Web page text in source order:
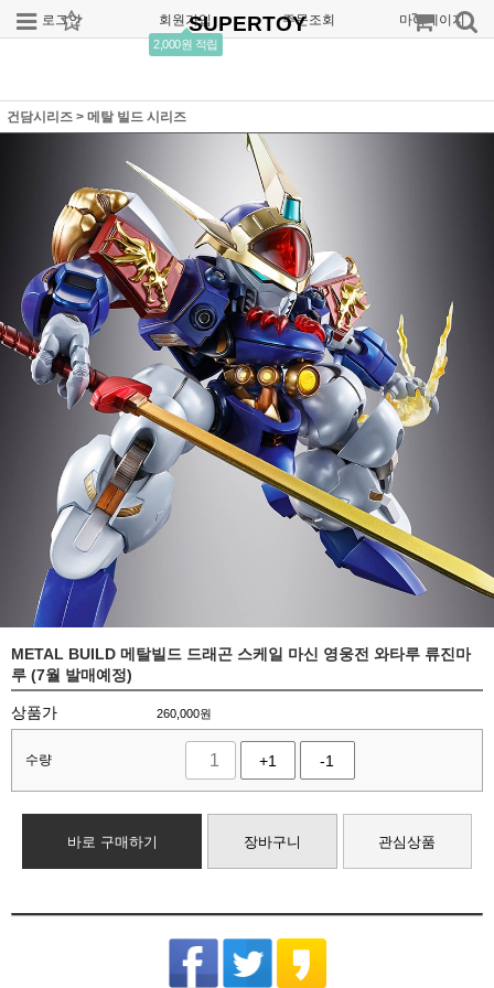
로그인 회원가입
2,000원 적립
주문조회 마이페이지
SUPERTOY
건담시리즈 > 메탈 빌드 시리즈
METAL BUILD 메탈빌드 드래곤 스케일 마신 영웅전 와타루 류진마
루 (7월 발매예정)
상품가 260,000원
수량 +1 -1
바로 구매하기 장바구니 관심상품